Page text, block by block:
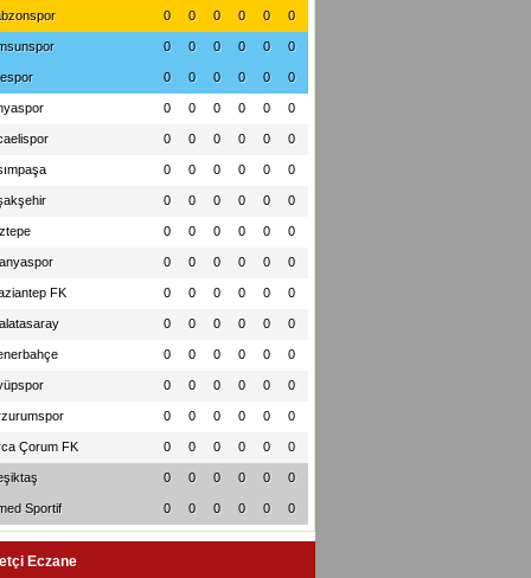
0
0
0
0
0
0
0
0
0
0
0
0
0
0
0
0
0
0
0
0
0
0
0
0
0
0
0
0
0
0
0
0
0
0
0
0
0
0
0
0
0
0
0
0
0
0
0
0
0
0
0
0
0
0
FK 0
0
0
0
0
0
0
0
0
0
0
0
0
0
0
0
0
0
0
0
0
0
0
0
0
0
0
0
0
0
Çorum FK 0
0
0
0
0
0
0
0
0
0
0
0
Sportif 0
0
0
0
0
0
Eczane